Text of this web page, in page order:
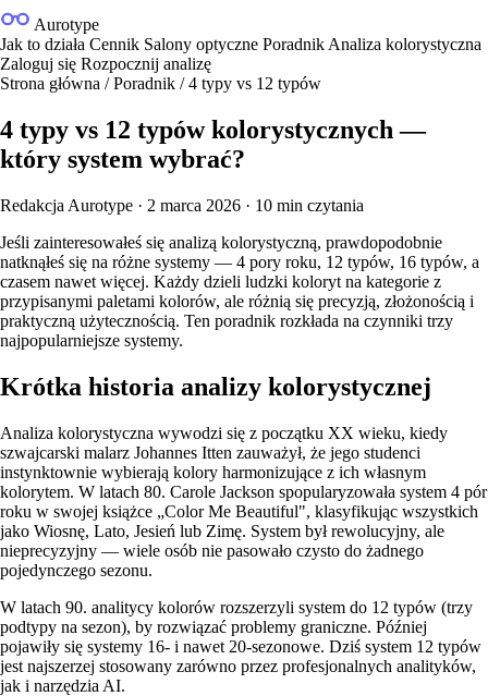
Aurotype
Jak to działa Cennik Salony optyczne Poradnik Analiza kolorystyczna
Zaloguj się Rozpocznij analizę
Strona główna / Poradnik / 4 typy vs 12 typów
4 typy vs 12 typów kolorystycznych —
który system wybrać?
Redakcja Aurotype · 2 marca 2026 · 10 min czytania
Jeśli zainteresowałeś się analizą kolorystyczną, prawdopodobnie
natknąłeś się na różne systemy — 4 pory roku, 12 typów, 16 typów, a
czasem nawet więcej. Każdy dzieli ludzki koloryt na kategorie z
przypisanymi paletami kolorów, ale różnią się precyzją, złożonością i
praktyczną użytecznością. Ten poradnik rozkłada na czynniki trzy
najpopularniejsze systemy.
Krótka historia analizy kolorystycznej
Analiza kolorystyczna wywodzi się z początku XX wieku, kiedy
szwajcarski malarz Johannes Itten zauważył, że jego studenci
instynktownie wybierają kolory harmonizujące z ich własnym
kolorytem. W latach 80. Carole Jackson spopularyzowała system 4 pór
roku w swojej książce „Color Me Beautiful", klasyfikując wszystkich
jako Wiosnę, Lato, Jesień lub Zimę. System był rewolucyjny, ale
nieprecyzyjny — wiele osób nie pasowało czysto do żadnego
pojedynczego sezonu.
W latach 90. analitycy kolorów rozszerzyli system do 12 typów (trzy
podtypy na sezon), by rozwiązać problemy graniczne. Później
pojawiły się systemy 16- i nawet 20-sezonowe. Dziś system 12 typów
jest najszerzej stosowany zarówno przez profesjonalnych analityków,
jak i narzędzia AI.